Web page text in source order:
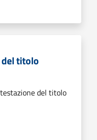
titolo
del titolo